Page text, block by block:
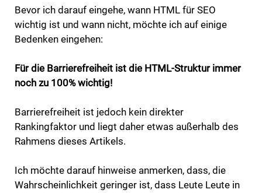
Bevor ich darauf eingehe, wann HTML für SEO
wichtig ist und wann nicht, möchte ich auf einige
Bedenken eingehen:
Für die Barrierefreiheit ist die HTML-Struktur immer
noch zu 100% wichtig!
Barrierefreiheit ist jedoch kein direkter
Rankingfaktor und liegt daher etwas außerhalb des
Rahmens dieses Artikels.
Ich möchte darauf hinweise anmerken, dass, die
Wahrscheinlichkeit geringer ist, dass Leute Leute in